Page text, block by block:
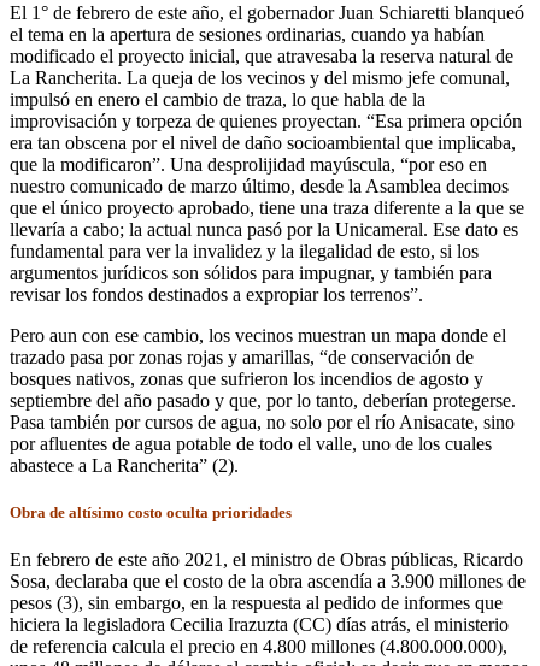
El 1° de febrero de este año, el gobernador Juan Schiaretti blanqueó
el tema en la apertura de sesiones ordinarias, cuando ya habían
modificado el proyecto inicial, que atravesaba la reserva natural de
La Rancherita. La queja de los vecinos y del mismo jefe comunal,
impulsó en enero el cambio de traza, lo que habla de la
improvisación y torpeza de quienes proyectan. “Esa primera opción
era tan obscena por el nivel de daño socioambiental que implicaba,
que la modificaron”. Una desprolijidad mayúscula, “por eso en
nuestro comunicado de marzo último, desde la Asamblea decimos
que el único proyecto aprobado, tiene una traza diferente a la que se
llevaría a cabo; la actual nunca pasó por la Unicameral. Ese dato es
fundamental para ver la invalidez y la ilegalidad de esto, si los
argumentos jurídicos son sólidos para impugnar, y también para
revisar los fondos destinados a expropiar los terrenos”.
Pero aun con ese cambio, los vecinos muestran un mapa donde el
trazado pasa por zonas rojas y amarillas, “de conservación de
bosques nativos, zonas que sufrieron los incendios de agosto y
septiembre del año pasado y que, por lo tanto, deberían protegerse.
Pasa también por cursos de agua, no solo por el río Anisacate, sino
por afluentes de agua potable de todo el valle, uno de los cuales
abastece a La Rancherita” (2).
Obra de altísimo costo oculta prioridades
En febrero de este año 2021, el ministro de Obras públicas, Ricardo
Sosa, declaraba que el costo de la obra ascendía a 3.900 millones de
pesos (3), sin embargo, en la respuesta al pedido de informes que
hiciera la legisladora Cecilia Irazuzta (CC) días atrás, el ministerio
de referencia calcula el precio en 4.800 millones (4.800.000.000),